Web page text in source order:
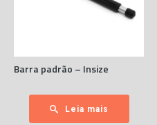
Barra padrão – Insize
Leia mais